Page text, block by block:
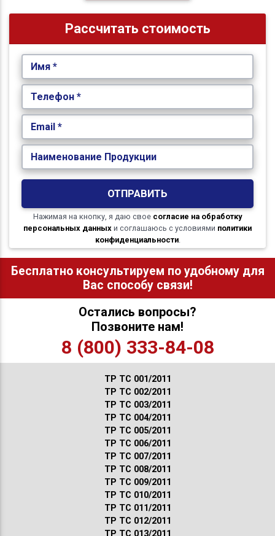
Рассчитать стоимость
Имя *
Телефон *
Email *
Наименование Продукции
ОТПРАВИТЬ
Нажимая на кнопку, я даю свое согласие на обработку
персональных данных и соглашаюсь с условиями политики
конфиденциальности.
Бесплатно консультируем по удобному для
Вас способу связи!
Остались вопросы?
Позвоните нам!
8 (800) 333-84-08
ТР ТС 001/2011
ТР ТС 002/2011
ТР ТС 003/2011
ТР ТС 004/2011
ТР ТС 005/2011
ТР ТС 006/2011
ТР ТС 007/2011
ТР ТС 008/2011
ТР ТС 009/2011
ТР ТС 010/2011
ТР ТС 011/2011
ТР ТС 012/2011
ТР ТС 013/2011